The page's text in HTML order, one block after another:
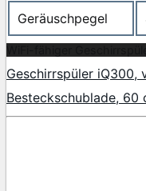
Geräuschpegel
Geschirrspüler iQ300,
Besteckschublade, 60